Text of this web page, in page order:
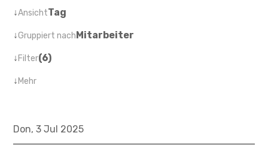
↓AnsichtTag
↓Gruppiert nachMitarbeiter
↓Filter(6)
↓Mehr
Don, 3 Jul 2025